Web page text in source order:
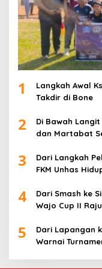
1
Langkah Awal
Takdir di Bone
2
Di Bawah
dan Martabat
3
Dari Langkah
FKM Unhas
4
Dari Smash ke
Wajo Cup II
5
Dari Lapangan
Warnai